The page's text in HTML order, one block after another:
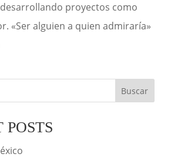
proyectos como
«Ser alguien a quien admiraría»
Buscar
POSTS